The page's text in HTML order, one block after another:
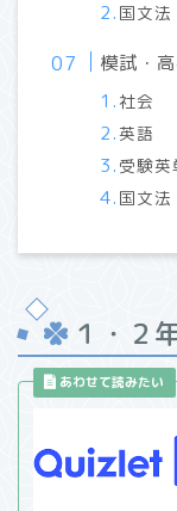
国文法
模試・
社会
英語
受験英
国文法
１・２